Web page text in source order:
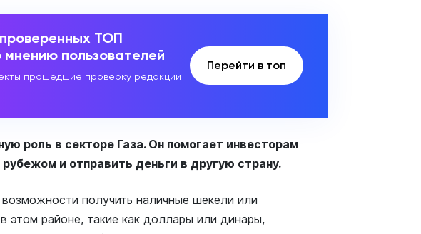
ТОП
мнению пользователей
прошедшие проверку редакции
Перейти в топ
роль в секторе Газа. Он помогает инвесторам
и отправить деньги в другую страну.
получить наличные шекели или
этом районе, такие как доллары или динары,